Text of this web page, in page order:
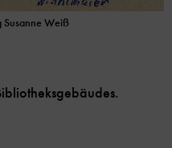
Susanne Weiß